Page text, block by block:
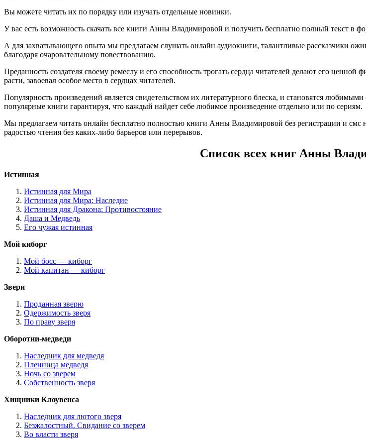
Вы можете читать их по порядку или изучать отдельные новинки.
У вас есть возможность скачать все книги Анны Владимировой и получить бесплатно полный текст в
А для захватывающего опыта мы предлагаем слушать онлайн аудиокниги, талантливые рассказчики
благодаря очаровательному повествованию.
Преданность создателя своему ремеслу и его способность трогать сердца читателей делают его
расти, завоевал особое место в сердцах читателей.
Популярность произведений является свидетельством их литературного блеска, и становятся
популярные книги гарантируя, что каждый найдет себе любимое произведение отдельно или по сериям.
Мы предлагаем читать онлайн бесплатно полностью книги Анны Владимировой без регистрации и
радостью чтения без каких-либо барьеров или перерывов.
Список всех книг Анны
Истинная
Истинная для Мира
Истинная для Мира: Наследие
Истинная для Дракона: Противостояние
Даша и Медведь
Его чужая истинная
Мой киборг
Мой босс — киборг
Мой капитан — киборг
Звери
Проданная зверю
Одержимость зверя
По праву зверя
Оборотни-медведи
Наследник для медведя
Пленница медведя
Ночь со зверем
Собственность зверя
Хищники Клоувенса
Наследник для лютого зверя
Безжалостный. Свидание со зверем
Во власти зверя